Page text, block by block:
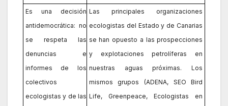
Es una decisión
antidemocrática: no
se respeta las
denuncias e
informes de los
colectivos
ecologistas y de las
Las principales organizaciones
ecologistas del Estado y de Canarias
se han opuesto a las prospecciones
y explotaciones petrolíferas en
nuestras aguas próximas. Los
mismos grupos (ADENA, SEO Bird
Life, Greenpeace, Ecologistas en